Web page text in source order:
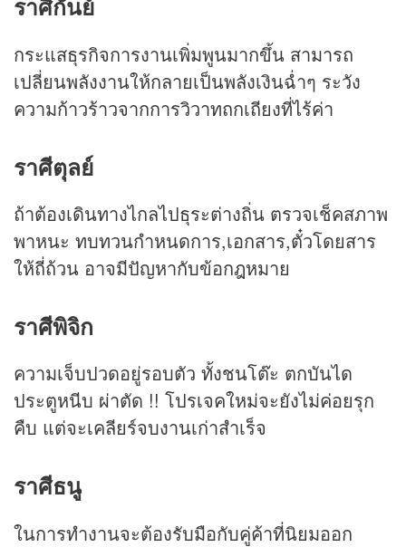
ราศีกันย์
กระแสธุรกิจการงานเพิ่มพูนมากขึ้น สามารถ
เปลี่ยนพลังงานให้กลายเป็นพลังเงินฉ่ำๆ ระวัง
ความก้าวร้าวจากการวิวาทถกเถียงที่ไร้ค่า
ราศีตุลย์
ถ้าต้องเดินทางไกลไปธุระต่างถิ่น ตรวจเช็คสภาพ
พาหนะ ทบทวนกำหนดการ,เอกสาร,ตั๋วโดยสาร
ให้ถี่ถ้วน อาจมีปัญหากับข้อกฎหมาย
ราศีพิจิก
ความเจ็บปวดอยู่รอบตัว ทั้งชนโต๊ะ ตกบันได
ประตูหนีบ ผ่าตัด !! โปรเจคใหม่จะยังไม่ค่อยรุก
คืบ แต่จะเคลียร์จบงานเก่าสำเร็จ
ราศีธนู
ในการทำงานจะต้องรับมือกับคู่ค้าที่นิยมออก